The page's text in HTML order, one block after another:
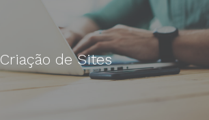
Criação de Sites